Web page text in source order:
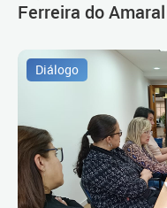
Ferreira do
Diálogo